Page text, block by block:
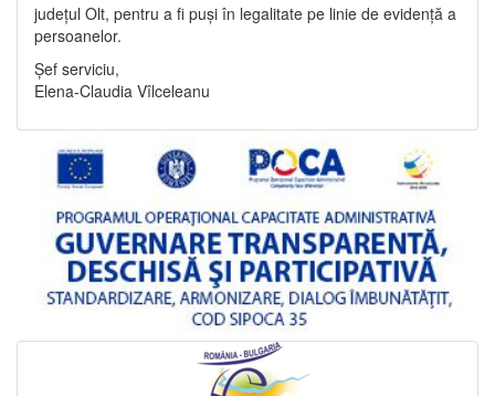
județul Olt, pentru a fi puși în legalitate pe linie de evidență a
persoanelor.
Șef serviciu,
Elena-Claudia Vîlceleanu